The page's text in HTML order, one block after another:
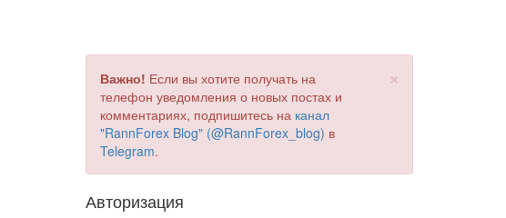
×
Важно! Если вы хотите получать на
телефон уведомления о новых постах и
комментариях, подпишитесь на канал
"RannForex Blog" (@RannForex_blog) в
Telegram.
Авторизация